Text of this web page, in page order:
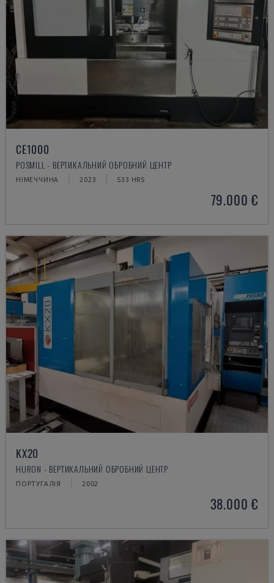
CE1000
POSMILL - ВЕРТИКАЛЬНИЙ ОБРОБНИЙ ЦЕНТР
НІМЕЧЧИНА 2023 533 HRS
79.000 €
KX20
HURON - ВЕРТИКАЛЬНИЙ ОБРОБНИЙ ЦЕНТР
ПОРТУГАЛІЯ 2002
38.000 €